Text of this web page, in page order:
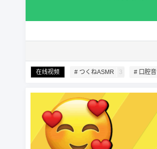
在线视频 # つくねASMR 3 # 口腔音